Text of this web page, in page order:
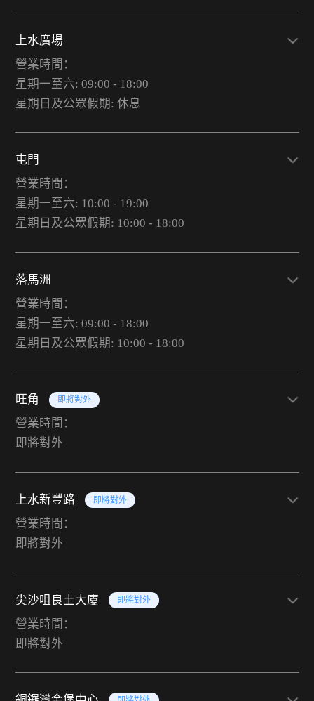
上水廣場
營業時間：
星期一至六: 09:00 - 18:00
星期日及公眾假期: 休息
屯門
營業時間：
星期一至六: 10:00 - 19:00
星期日及公眾假期: 10:00 - 18:00
落馬洲
營業時間：
星期一至六: 09:00 - 18:00
星期日及公眾假期: 10:00 - 18:00
旺角 即將對外
營業時間：
即將對外
上水新豐路 即將對外
營業時間：
即將對外
尖沙咀良士大廈 即將對外
營業時間：
即將對外